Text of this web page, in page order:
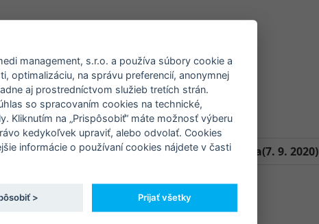
Spoločenská večera(7. 9. 2020)
management, s.r.o. a používa súbory cookie a
optimalizáciu, na správu preferencií, anonymnej
aj prostredníctvom služieb tretích strán.
so spracovaním cookies na technické,
Kliknutím na „Prispôsobiť“ máte možnosť výberu
kedykoľvek upraviť, alebo odvolať. Cookies
informácie o používaní cookies nájdete v časti
> Prijať všetky